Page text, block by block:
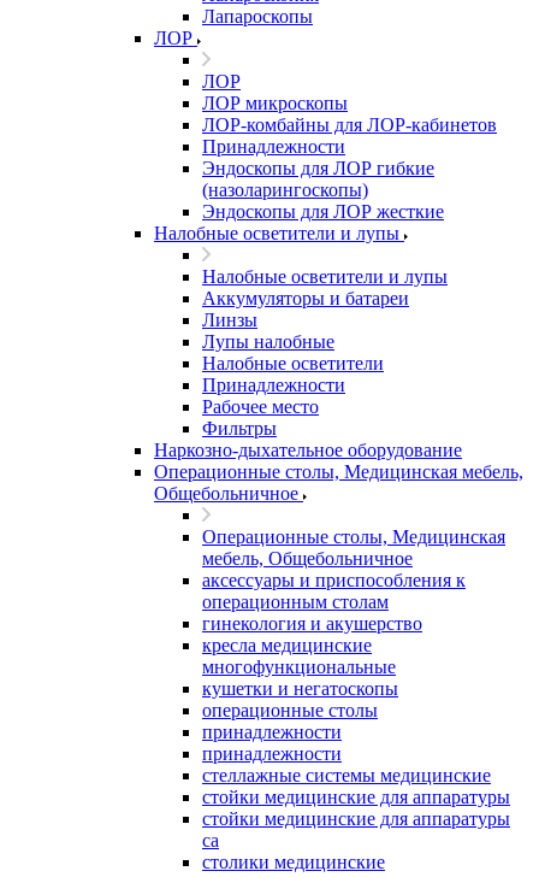
Лапароскопы
ЛОР
ЛОР
ЛОР микроскопы
ЛОР-комбайны для ЛОР-кабинетов
Принадлежности
Эндоскопы для ЛОР гибкие
(назоларингоскопы)
Эндоскопы для ЛОР жесткие
Налобные осветители и лупы
Налобные осветители и лупы
Аккумуляторы и батареи
Линзы
Лупы налобные
Налобные осветители
Принадлежности
Рабочее место
Фильтры
Наркозно-дыхательное оборудование
Операционные столы, Медицинская мебель,
Общебольничное
Операционные столы, Медицинская
мебель, Общебольничное
аксессуары и приспособления к
операционным столам
гинекология и акушерство
кресла медицинские
многофункциональные
кушетки и негатоскопы
операционные столы
принадлежности
принадлежности
стеллажные системы медицинские
стойки медицинские для аппаратуры
стойки медицинские для аппаратуры
са
столики медицинские